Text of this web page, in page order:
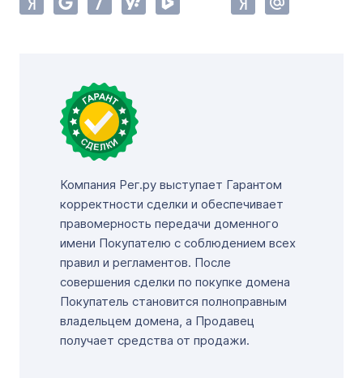
Компания Рег.ру выступает Гарантом
корректности сделки и обеспечивает
правомерность передачи доменного
имени Покупателю с соблюдением всех
правил и регламентов. После
совершения сделки по покупке домена
Покупатель становится полноправным
владельцем домена, а Продавец
получает средства от продажи.